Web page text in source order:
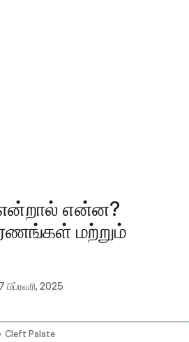
என்றால் என்ன?
மற்றும்
பிப்ரவரி, 2025
Cleft Palate